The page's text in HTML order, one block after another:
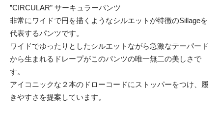
”CIRCULAR” サーキュラーパンツ
非常にワイドで円を描くようなシルエットが特徴のSillageを
代表するパンツです。
ワイドでゆったりとしたシルエットながら急激なテーパード
から生まれるドレープがこのパンツの唯一無二の美しさで
す。
アイコニックな２本のドローコードにストッパーをつけ、履
きやすさを提案しています。